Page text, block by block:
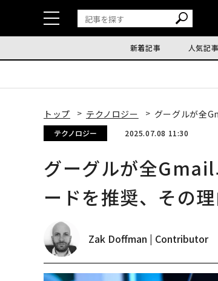
新着記事 人気記事
トップ テクノロジー グーグルが全
テクノロジー 2025.07.08 11:30
グーグルが全
ードを推奨、その
Zak Doffman | Contributor